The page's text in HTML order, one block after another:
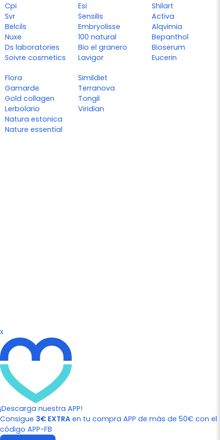
Cpi
Svr
Belcils
Nuxe
Ds laboratories
Soivre cosmetics
Esi
Sensilis
Embryolisse
100 natural
Bio el granero
Lavigor
Shilart
Activa
Alqvimia
Bepanthol
Bioserum
Eucerin
Flora
Gamarde
Gold collagen
Lerbolario
Natura estonica
Nature essential
Simildiet
Terranova
Tongil
Viridian
x
¡Descarga nuestra APP!
Consigue 3€ EXTRA en tu compra APP de más de 50€ con el
código APP-FB